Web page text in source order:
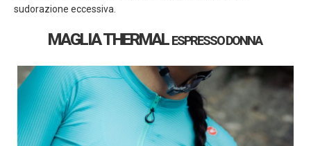
sudorazione eccessiva.
MAGLIA THERMALESPRESSODONNA